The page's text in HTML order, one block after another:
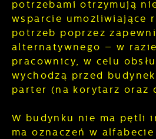
potrzebami otrzymują
wsparcie umożliwiające
potrzeb poprzez
alternatywnego – w
pracownicy, w celu
wychodzą przed
parter (na korytarz oraz
W budynku nie ma pętli
ma oznaczeń w